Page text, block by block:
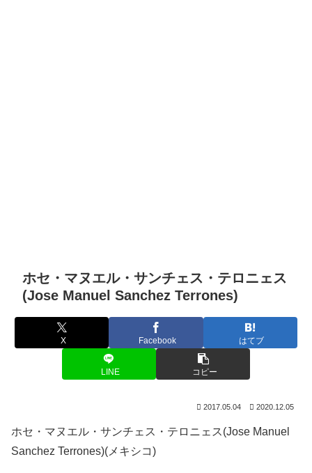
ホセ・マヌエル・サンチェス・テロニェス
(Jose Manuel Sanchez Terrones)
X Facebook はてブ
LINE コピー
2017.05.04 2020.12.05
ホセ・マヌエル・サンチェス・テロニェス(Jose Manuel
Sanchez Terrones)(メキシコ)